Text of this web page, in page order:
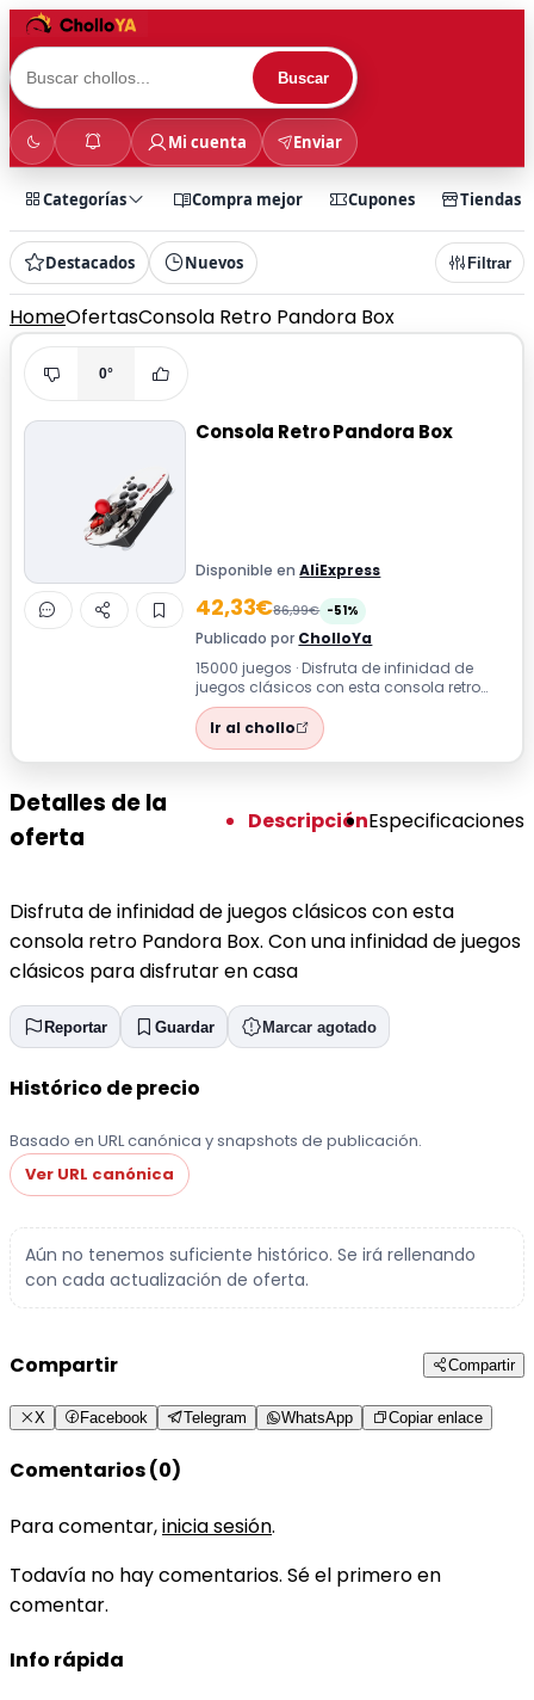
Buscar
Mi cuenta Enviar
Categorías Compra mejor Cupones Tiendas
Destacados Nuevos Filtrar
HomeOfertasConsola Retro Pandora Box
0°
Consola Retro Pandora Box
Disponible enAliExpress
42,33€86,99€ -51%
Publicado por CholloYa
15000 juegos · Disfruta de infinidad de
juegos clásicos con esta consola retro
Pandora Box. Con una infinidad de jueg...
Ir al chollo
Detalles de la
oferta
DescripciónEspecificaciones
Disfruta de infinidad de juegos clásicos con esta
consola retro Pandora Box. Con una infinidad de juegos
clásicos para disfrutar en casa
Reportar Guardar Marcar agotado
Histórico de precio
Basado en URL canónica y snapshots de publicación.
Ver URL canónica
Aún no tenemos suficiente histórico. Se irá rellenando
con cada actualización de oferta.
Compartir Compartir
X Facebook Telegram WhatsApp Copiar enlace
Comentarios (0)
Para comentar,inicia sesión.
Todavía no hay comentarios. Sé el primero en
comentar.
Info rápida